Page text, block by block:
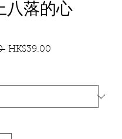
八落的心
一
格
HK$39.00
格